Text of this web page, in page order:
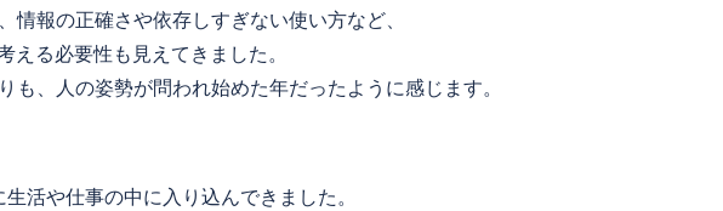
情報の正確さや依存しすぎない使い方など、
える必要性も見えてきました。
も、人の姿勢が問われ始めた年だったように感じます。
活や仕事の中に入り込んできました。